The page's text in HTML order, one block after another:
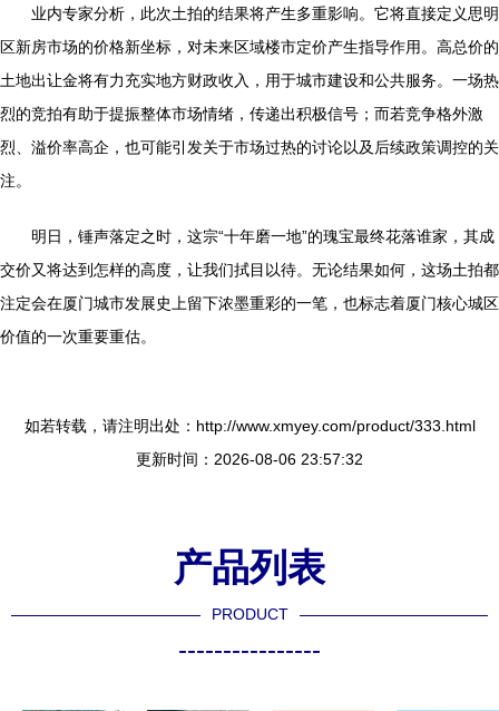
业内专家分析，此次土拍的结果将产生多重影响。它将直接定义思明
区新房市场的价格新坐标，对未来区域楼市定价产生指导作用。高总价的
土地出让金将有力充实地方财政收入，用于城市建设和公共服务。一场热
烈的竞拍有助于提振整体市场情绪，传递出积极信号；而若竞争格外激
烈、溢价率高企，也可能引发关于市场过热的讨论以及后续政策调控的关
注。
明日，锤声落定之时，这宗“十年磨一地”的瑰宝最终花落谁家，其成
交价又将达到怎样的高度，让我们拭目以待。无论结果如何，这场土拍都
注定会在厦门城市发展史上留下浓墨重彩的一笔，也标志着厦门核心城区
价值的一次重要重估。
如若转载，请注明出处：http://www.xmyey.com/product/333.html
更新时间：2026-08-06 23:57:32
产品列表
PRODUCT
----------------